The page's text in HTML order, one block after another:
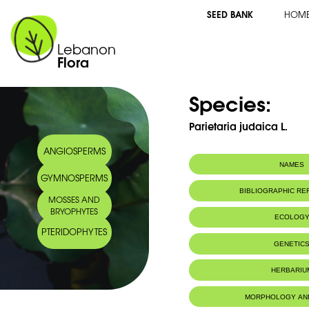
Lebanon
Flora
SEED BANK
ANGIOSPERMS
GYMNOSPERMS
MOSSES AND
BRYOPHYTES
PTERIDOPHYTES
Species:
Parietaria judaica L.
NAMES
BIBLIOGRAPHIC
ECOLOGY
Rochers
Life Forms:
MORPHOLOGY